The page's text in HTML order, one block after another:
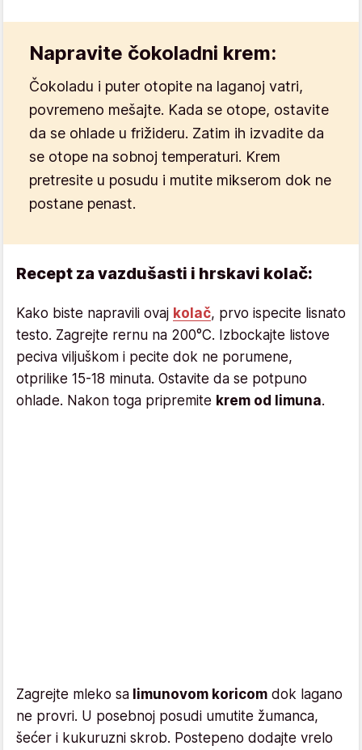
Napravite čokoladni krem:
Čokoladu i puter otopite na laganoj vatri,
povremeno mešajte. Kada se otope, ostavite
da se ohlade u frižideru. Zatim ih izvadite da
se otope na sobnoj temperaturi. Krem
pretresite u posudu i mutite mikserom dok ne
postane penast.
Recept za vazdušasti i hrskavi kolač:
Kako biste napravili ovaj kolač, prvo ispecite lisnato
testo. Zagrejte rernu na 200°C. Izbockajte listove
peciva viljuškom i pecite dok ne porumene,
otprilike 15-18 minuta. Ostavite da se potpuno
ohlade. Nakon toga pripremite krem od limuna.
Zagrejte mleko sa limunovom koricom dok lagano
ne provri. U posebnoj posudi umutite žumanca,
šećer i kukuruzni skrob. Postepeno dodajte vrelo